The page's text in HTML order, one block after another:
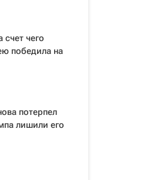
счет чего
победила на
потерпел
лишили его